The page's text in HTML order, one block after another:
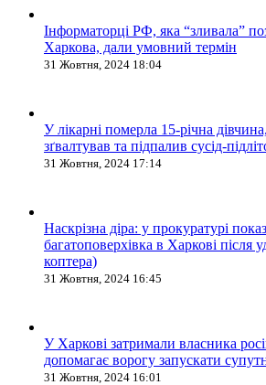
Інформаторці РФ, яка “зливала”
Харкова, дали умовний термін
31 Жовтня, 2024 18:04
У лікарні померла 15-річна
зґвалтував та підпалив сусід-
31 Жовтня, 2024 17:14
Наскрізна діра: у прокуратурі
багатоповерхівка в Харкові після
коптера)
31 Жовтня, 2024 16:45
У Харкові затримали власника
допомагає ворогу запускати
31 Жовтня, 2024 16:01